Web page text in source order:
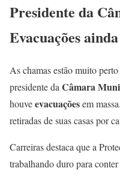
Presidente da
Evacuações
As chamas estão muito
presidente da Câmara
houveevacuaçõesem
retiradas de suas casas por
Carreiras destaca que a
trabalhando duro para